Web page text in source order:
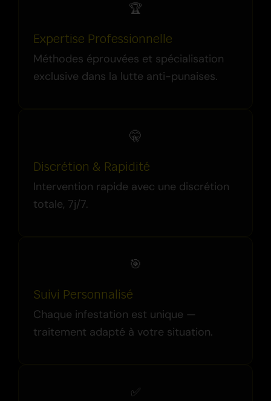
🏆
Expertise Professionnelle
Méthodes éprouvées et spécialisation
exclusive dans la lutte anti-punaises.
🤫
Discrétion & Rapidité
Intervention rapide avec une discrétion
totale, 7j/7.
🎯
Suivi Personnalisé
Chaque infestation est unique —
traitement adapté à votre situation.
✅